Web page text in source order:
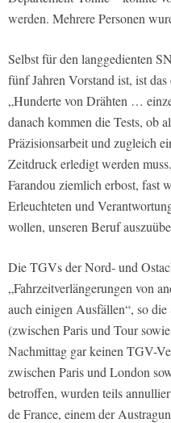
werden. Mehrere Personen
Selbst für den langgedienten
fünf Jahren Vorstand ist, ist
„Hunderte von Drähten …
danach kommen die Tests, ob
Präzisionsarbeit und zugleich
Zeitdruck erledigt werden
Farandou ziemlich erbost, fast
Erleuchteten und
wollen, unseren Beruf
Die TGVs der Nord- und
„Fahrzeitverlängerungen von
auch einigen Ausfällen“, so
(zwischen Paris und Tour
Nachmittag gar keinen TGV-
zwischen Paris und London
betroffen, wurden teils
de France, einem der